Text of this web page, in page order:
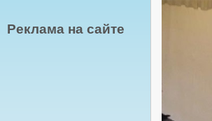
Реклама на сайте